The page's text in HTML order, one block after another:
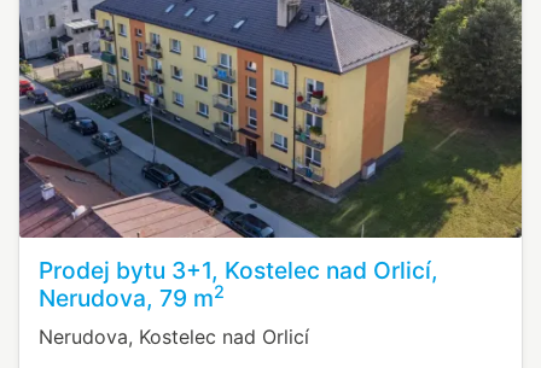
Prodej bytu 3+1, Kostelec nad Orlicí,
Nerudova, 79 m2
Nerudova, Kostelec nad Orlicí